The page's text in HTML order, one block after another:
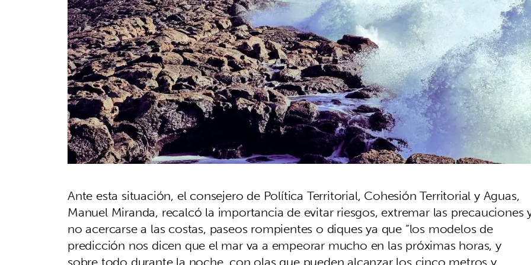
Ante esta situación, el consejero de Política Territorial, Cohesión Territorial y Aguas,
Manuel Miranda, recalcó la importancia de evitar riesgos, extremar las precauciones
no acercarse a las costas, paseos rompientes o diques ya que “los modelos de
predicción nos dicen que el mar va a empeorar mucho en las próximas horas, y